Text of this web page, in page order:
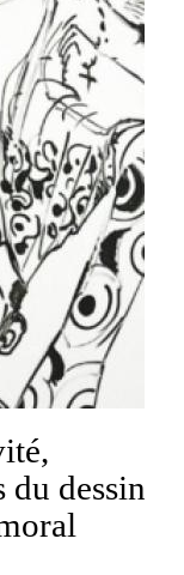
dessin